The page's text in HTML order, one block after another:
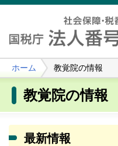
ホーム 教覚院の情報
教覚院の情報
最新情報